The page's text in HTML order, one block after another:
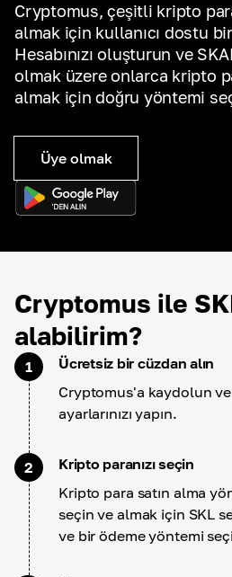
Cryptomus, çeşitli kripto
almak için kullanıcı dostu
Hesabınızı oluşturun ve
olmak üzere onlarca kripto
almak için doğru yöntemi
Üye olmak
Cryptomus ile
alabilirim?
1
Ücretsiz bir cüzdan alın
Cryptomus'a kaydolun
ayarlarınızı yapın.
2
Kripto paranızı seçin
Kripto para satın alma
seçin ve almak için SKL
ve bir ödeme yöntemi